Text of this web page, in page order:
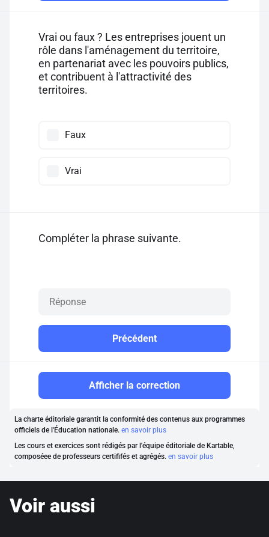
Vrai ou faux ? Les entreprises jouent un
rôle dans l'aménagement du territoire,
en partenariat avec les pouvoirs publics,
et contribuent à l'attractivité des
territoires.
Faux
Vrai
Compléter la phrase suivante.
Précédent
Afficher la correction
La charte éditoriale garantit la conformité des contenus aux programmes
officiels de l'Éducation nationale. en savoir plus
Les cours et exercices sont rédigés par l'équipe éditoriale de Kartable,
composéee de professeurs certififés et agrégés. en savoir plus
Voir aussi